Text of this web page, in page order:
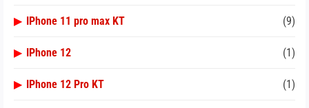
▶ IPhone 11 pro max KT (9)
▶ IPhone 12 (1)
▶ IPhone 12 Pro KT (1)